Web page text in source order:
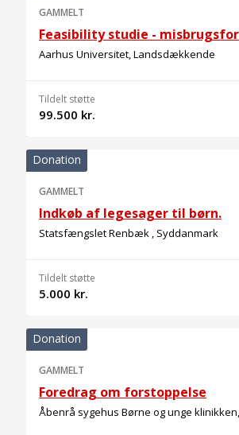
GAMMELT
Feasibility studie -
Aarhus Universitet, Landsdækkende
Tildelt støtte
99.500 kr.
Donation
GAMMELT
Indkøb af legesager til børn.
Statsfængslet Renbæk , Syddanmark
Tildelt støtte
5.000 kr.
Donation
GAMMELT
Foredrag om forstoppelse
Åbenrå sygehus Børne og unge